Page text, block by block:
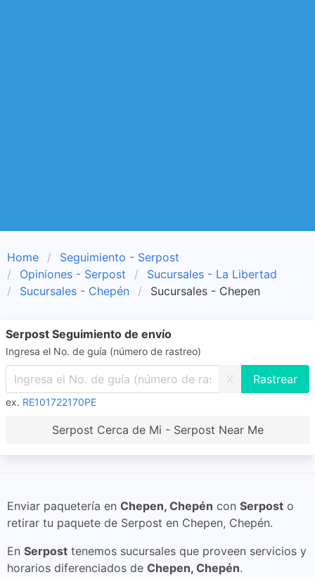
Home
Seguimiento - Serpost
Opiniones - Serpost
Sucursales - La Libertad
Sucursales - Chepén
Sucursales - Chepen
Serpost Seguimiento de envío
Ingresa el No. de guía (número de rastreo)
X
ex. RE101722170PE
Serpost Cerca de Mi - Serpost Near Me
Enviar paquetería en Chepen, Chepén con Serpost o
retirar tu paquete de Serpost en Chepen, Chepén.
En Serpost tenemos sucursales que proveen servicios y
horarios diferenciados de Chepen, Chepén.